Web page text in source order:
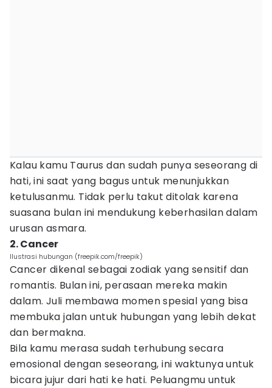
Kalau kamu Taurus dan sudah punya seseorang di
hati, ini saat yang bagus untuk menunjukkan
ketulusanmu. Tidak perlu takut ditolak karena
suasana bulan ini mendukung keberhasilan dalam
urusan asmara.
2. Cancer
Ilustrasi hubungan (freepik.com/freepik)
Cancer dikenal sebagai zodiak yang sensitif dan
romantis. Bulan ini, perasaan mereka makin
dalam. Juli membawa momen spesial yang bisa
membuka jalan untuk hubungan yang lebih dekat
dan bermakna.
Bila kamu merasa sudah terhubung secara
emosional dengan seseorang, ini waktunya untuk
bicara jujur dari hati ke hati. Peluangmu untuk